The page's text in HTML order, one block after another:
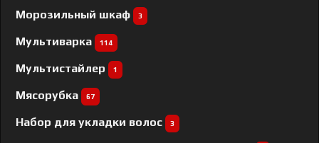
Морозильный шкаф 3
Мультиварка 114
Мультистайлер 1
Мясорубка 67
Набор для укладки волос 3